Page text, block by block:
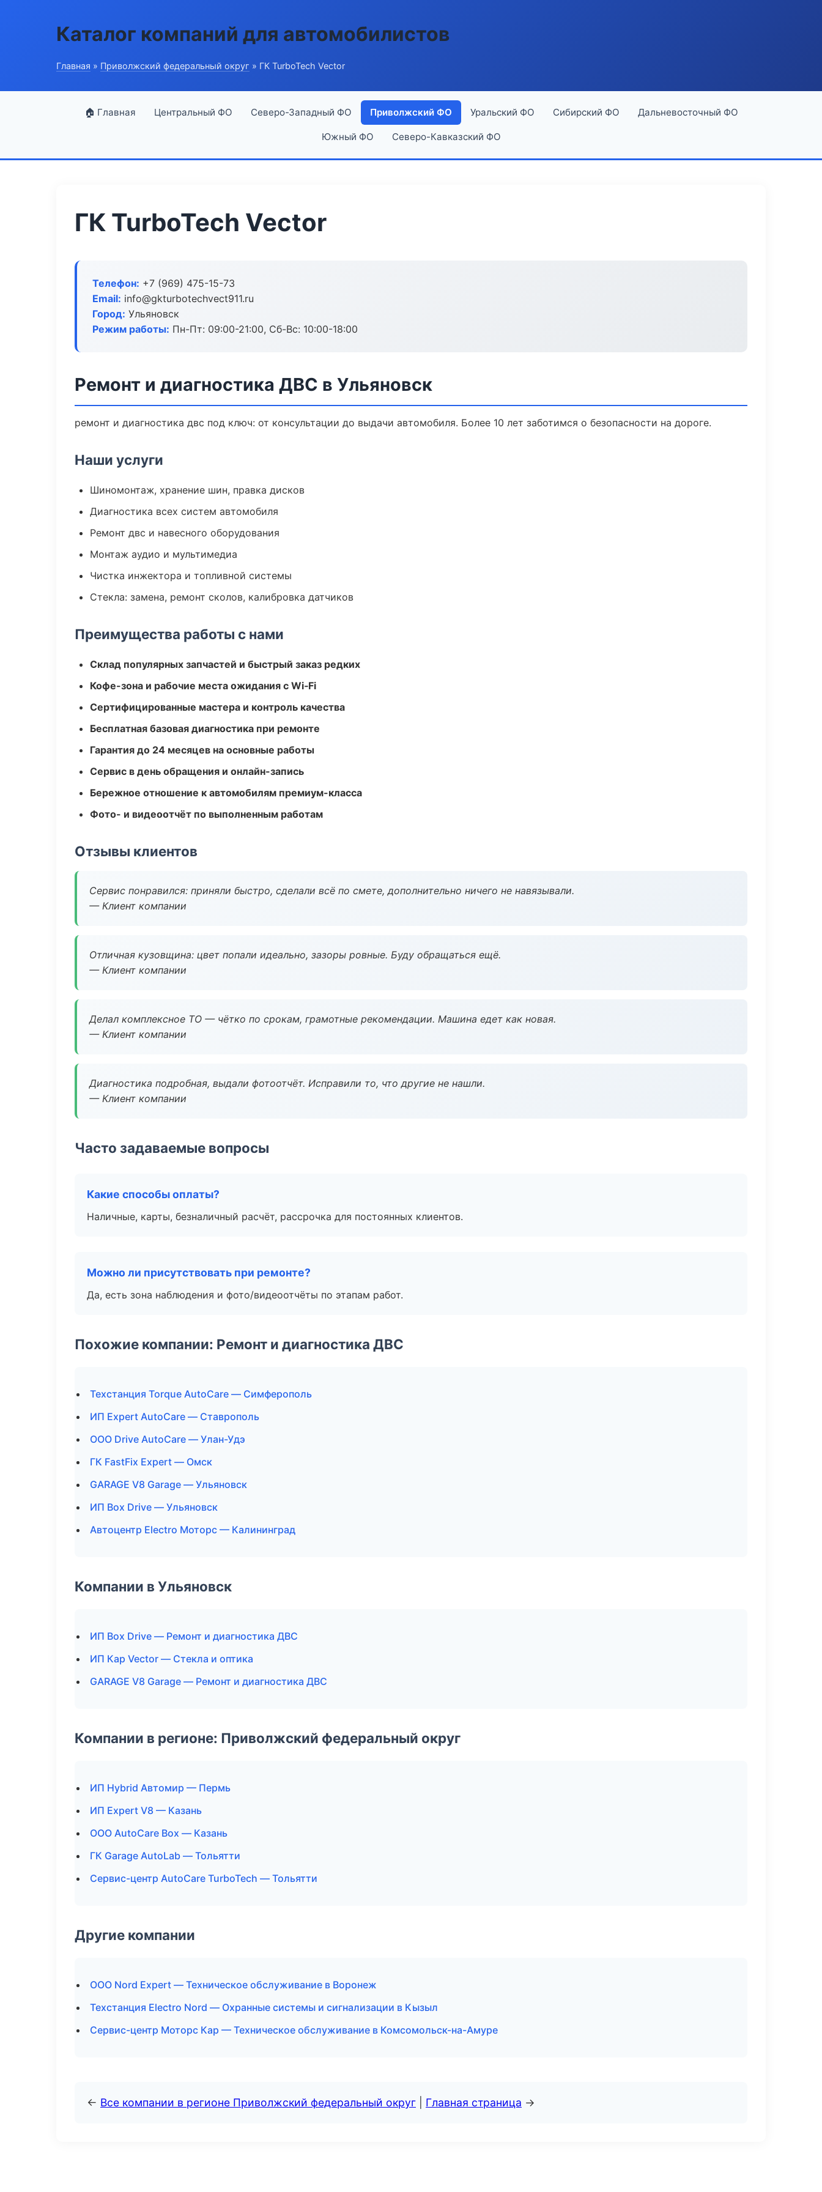
Каталог компаний для автомобилистов
Главная » Приволжский федеральный округ » ГК TurboTech Vector
🏠 Главная Центральный ФО Северо-Западный ФО Приволжский ФО Уральский ФО Сибирский ФО Дальневосточный ФО
Южный ФО Северо-Кавказский ФО
ГК TurboTech Vector
Телефон: +7 (969) 475-15-73
Email: info@gkturbotechvect911.ru
Город: Ульяновск
Режим работы: Пн-Пт: 09:00-21:00, Сб-Вс: 10:00-18:00
Ремонт и диагностика ДВС в Ульяновск
ремонт и диагностика двс под ключ: от консультации до выдачи автомобиля. Более 10 лет заботимся о безопасности на дороге.
Наши услуги
Шиномонтаж, хранение шин, правка дисков
Диагностика всех систем автомобиля
Ремонт двс и навесного оборудования
Монтаж аудио и мультимедиа
Чистка инжектора и топливной системы
Стекла: замена, ремонт сколов, калибровка датчиков
Преимущества работы с нами
Склад популярных запчастей и быстрый заказ редких
Кофе-зона и рабочие места ожидания с Wi‑Fi
Сертифицированные мастера и контроль качества
Бесплатная базовая диагностика при ремонте
Гарантия до 24 месяцев на основные работы
Сервис в день обращения и онлайн-запись
Бережное отношение к автомобилям премиум-класса
Фото- и видеоотчёт по выполненным работам
Отзывы клиентов
Сервис понравился: приняли быстро, сделали всё по смете, дополнительно ничего не навязывали.
— Клиент компании
Отличная кузовщина: цвет попали идеально, зазоры ровные. Буду обращаться ещё.
— Клиент компании
Делал комплексное ТО — чётко по срокам, грамотные рекомендации. Машина едет как новая.
— Клиент компании
Диагностика подробная, выдали фотоотчёт. Исправили то, что другие не нашли.
— Клиент компании
Часто задаваемые вопросы
Какие способы оплаты?
Наличные, карты, безналичный расчёт, рассрочка для постоянных клиентов.
Можно ли присутствовать при ремонте?
Да, есть зона наблюдения и фото/видеоотчёты по этапам работ.
Похожие компании: Ремонт и диагностика ДВС
Техстанция Torque AutoCare — Симферополь
ИП Expert AutoCare — Ставрополь
ООО Drive AutoCare — Улан-Удэ
ГК FastFix Expert — Омск
GARAGE V8 Garage — Ульяновск
ИП Box Drive — Ульяновск
Автоцентр Electro Моторс — Калининград
Компании в Ульяновск
ИП Box Drive — Ремонт и диагностика ДВС
ИП Кар Vector — Стекла и оптика
GARAGE V8 Garage — Ремонт и диагностика ДВС
Компании в регионе: Приволжский федеральный округ
ИП Hybrid Автомир — Пермь
ИП Expert V8 — Казань
ООО AutoCare Box — Казань
ГК Garage AutoLab — Тольятти
Сервис-центр AutoCare TurboTech — Тольятти
Другие компании
ООО Nord Expert — Техническое обслуживание в Воронеж
Техстанция Electro Nord — Охранные системы и сигнализации в Кызыл
Сервис-центр Моторс Кар — Техническое обслуживание в Комсомольск-на-Амуре
← Все компании в регионе Приволжский федеральный округ Главная страница →